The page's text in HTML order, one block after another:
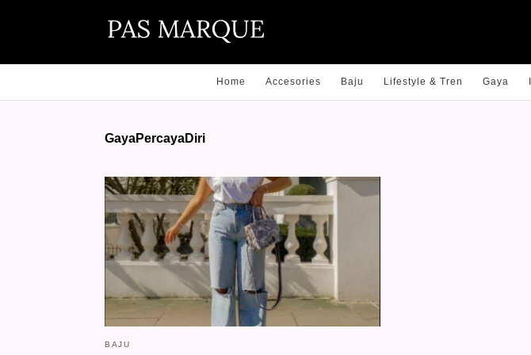
Home Accesories Baju Lifestyle & Tren Gaya
GayaPercayaDiri
BAJU